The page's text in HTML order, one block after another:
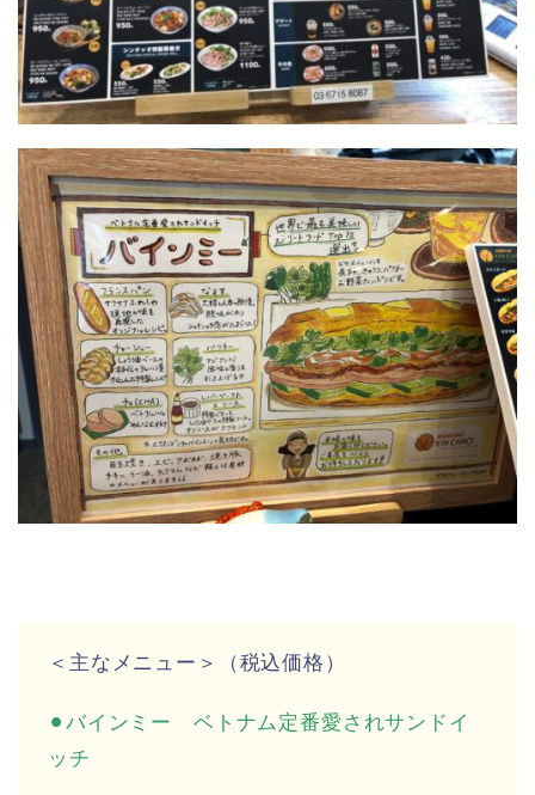
＜主なメニュー＞（税込価格）
⚫︎バインミー ベトナム定番愛されサンドイ
ッチ